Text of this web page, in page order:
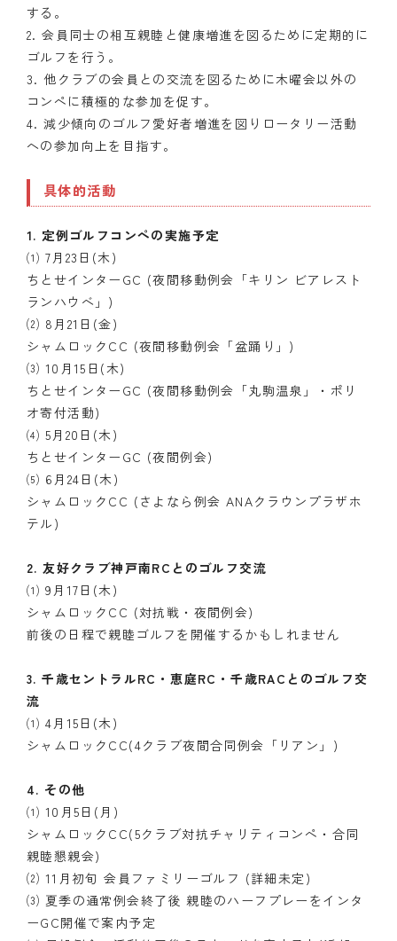
情報公開
入会のご案内
する。
2. 会員同士の相互親睦と健康増進を図るために定期的に
ゴルフを行う。
3. 他クラブの会員との交流を図るために木曜会以外の
コンペに積極的な参加を促す。
4. 減少傾向のゴルフ愛好者増進を図りロータリー活動
への参加向上を目指す。
具体的活動
1. 定例ゴルフコンペの実施予定
⑴ 7月23日(木)
ちとせインターGC (夜間移動例会「キリン ビアレスト
ランハウベ」)
⑵ 8月21日(金)
シャムロックCC (夜間移動例会「盆踊り」)
⑶ 10月15日(木)
ちとせインターGC (夜間移動例会「丸駒温泉」・ポリ
オ寄付活動)
⑷ 5月20日(木)
ちとせインターGC (夜間例会)
⑸ 6月24日(木)
シャムロックCC (さよなら例会 ANAクラウンプラザホ
テル)
2. 友好クラブ神戸南RCとのゴルフ交流
⑴ 9月17日(木)
シャムロックCC (対抗戦・夜間例会)
前後の日程で親睦ゴルフを開催するかもしれません
3. 千歳セントラルRC・恵庭RC・千歳RACとのゴルフ交
流
⑴ 4月15日(木)
シャムロックCC(4クラブ夜間合同例会「リアン」)
4. その他
⑴ 10月5日(月)
シャムロックCC(5クラブ対抗チャリティコンペ・合同
親睦懇親会)
⑵ 11月初旬 会員ファミリーゴルフ (詳細未定)
⑶ 夏季の通常例会終了後 親睦のハーフプレーをインタ
ーGC開催で案内予定